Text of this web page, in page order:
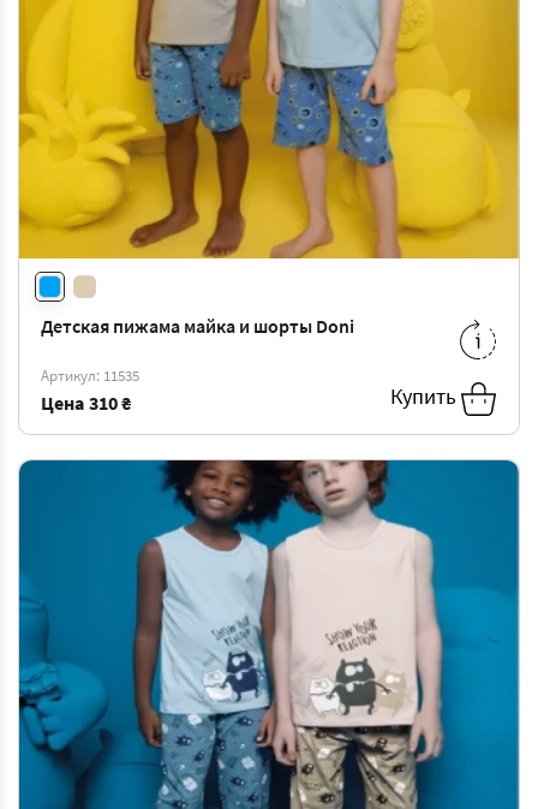
Детская пижама майка и шорты Doni
Артикул: 11535
Цена 310 ₴ Купить
10/11